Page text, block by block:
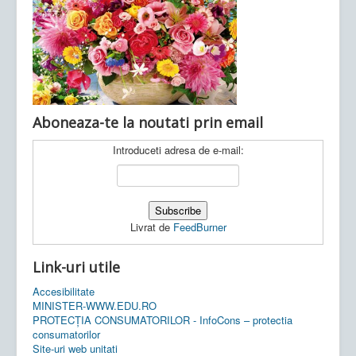
Ultimele articole: Vi, 04.11.2022 -Inspectoratul Școlar
Județean Mehedinți
Aboneaza-te la noutati prin email
Introduceti adresa de e-mail:
Livrat de FeedBurner
Link-uri utile
Accesibilitate
MINISTER-WWW.EDU.RO
PROTECȚIA CONSUMATORILOR - InfoCons – protectia
consumatorilor
Site-uri web unitati